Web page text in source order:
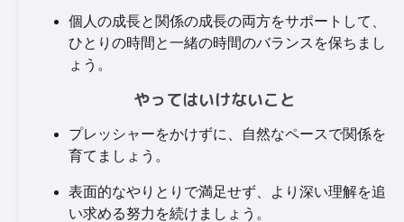
個人の成長と関係の成長の両方をサポートして、
ひとりの時間と一緒の時間のバランスを保ちまし
ょう。
やってはいけないこと
プレッシャーをかけずに、自然なペースで関係を
育てましょう。
表面的なやりとりで満足せず、より深い理解を追
い求める努力を続けましょう。